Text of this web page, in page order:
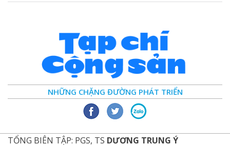
NHỮNG CHẶNG ĐƯỜNG PHÁT TRIỂN
TỔNG BIÊN TẬP: PGS, TS DƯƠNG TRUNG Ý